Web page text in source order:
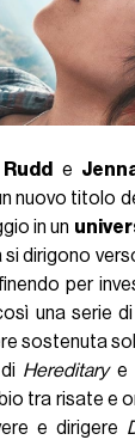
e
nuovo titolo
in un
si dirigono
per
una serie
sostenuta
Hereditarye
tra risate e
e dirigere